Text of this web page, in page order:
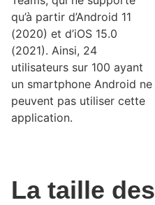
qu’à partir d’Android 11
(2020) et d’iOS 15.0
(2021). Ainsi, 24
utilisateurs sur 100 ayant
un smartphone Android ne
peuvent pas utiliser cette
application.
La taille des